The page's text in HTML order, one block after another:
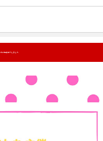
の出店は終了しました。